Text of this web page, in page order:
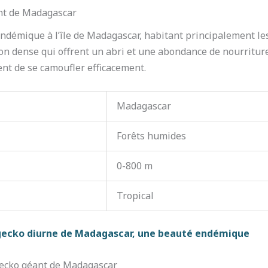
de Madagascar
à l’île de Madagascar, habitant principalement
dense qui offrent un abri et une abondance de
de se camoufler efficacement.
Madagascar
Forêts humides
0-800 m
Tropical
diurne de Madagascar, une beauté endémique
géant de Madagascar